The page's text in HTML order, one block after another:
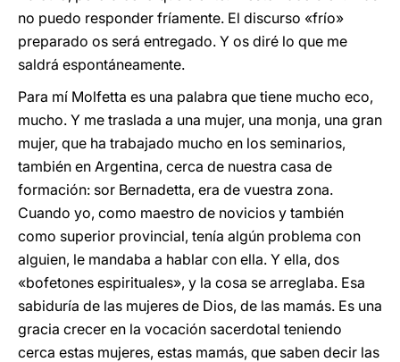
no puedo responder fríamente. El discurso «frío»
preparado os será entregado. Y os diré lo que me
saldrá espontáneamente.
Para mí Molfetta es una palabra que tiene mucho eco,
mucho. Y me traslada a una mujer, una monja, una gran
mujer, que ha trabajado mucho en los seminarios,
también en Argentina, cerca de nuestra casa de
formación: sor Bernadetta, era de vuestra zona.
Cuando yo, como maestro de novicios y también
como superior provincial, tenía algún problema con
alguien, le mandaba a hablar con ella. Y ella, dos
«bofetones espirituales», y la cosa se arreglaba. Esa
sabiduría de las mujeres de Dios, de las mamás. Es una
gracia crecer en la vocación sacerdotal teniendo
cerca estas mujeres, estas mamás, que saben decir las